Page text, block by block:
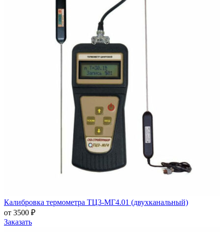
Калибровка термометра ТЦ3-МГ4.01 (двухканальный)
от 3500 ₽
Заказать